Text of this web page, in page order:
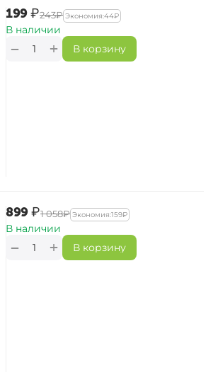
‍199‍₽‍243‍₽ Экономия:‍44‍₽
В наличии
+
− В корзину
‍899‍₽‍1 058‍₽ Экономия:‍159‍₽
В наличии
+
− В корзину